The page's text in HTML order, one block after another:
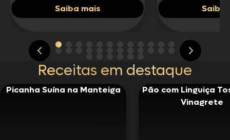
Saiba mais Saiba
Receitas em destaque
Picanha Suína na Manteiga
Pão com Linguiça
Vinagrete